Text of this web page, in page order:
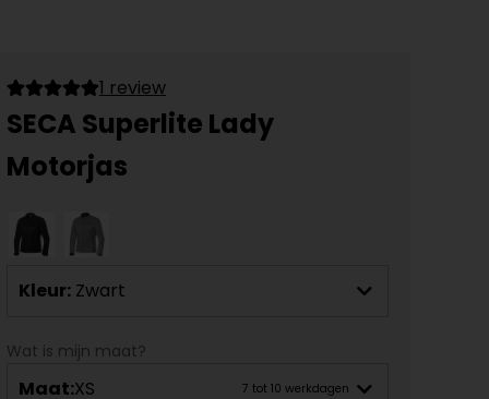
1 review
SECA Superlite Lady
Motorjas
Kleur: Zwart
Wat is mijn maat?
Maat:XS 7 tot 10 werkdagen